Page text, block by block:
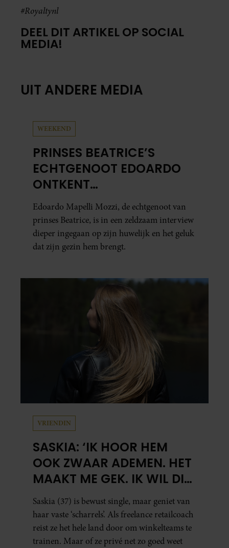
#Royaltynl
DEEL DIT ARTIKEL OP SOCIAL
MEDIA!
UIT ANDERE MEDIA
WEEKEND
PRINSES BEATRICE’S
ECHTGENOOT EDOARDO
ONTKENT
HUWELIJKSPROBLEMEN
Edoardo Mapelli Mozzi, de echtgenoot van
prinses Beatrice, is in een zeldzaam interview
dieper ingegaan op zijn huwelijk en het geluk
dat zijn gezin hem brengt.
VRIENDIN
SASKIA: ‘IK HOOR HEM
OOK ZWAAR ADEMEN. HET
MAAKT ME GEK. IK WIL DIE
MAN.’
Saskia (37) is bewust single, maar geniet van
haar vaste ‘scharrels’. Als freelance retailcoach
reist ze het hele land door om winkelteams te
trainen. Maar of ze privé net zo goed weet